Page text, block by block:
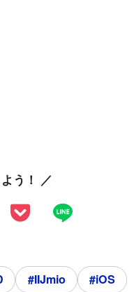
う！ ／
#IIJmio
#iOS